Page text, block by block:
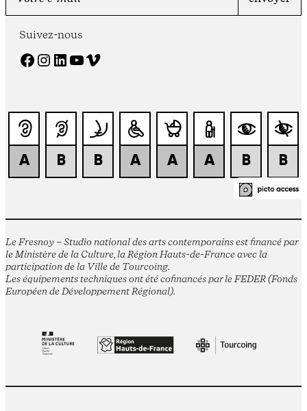
Suivez-nous
Facebook Instagram LinkedIn YouTube Vimeo
Le Fresnoy – Studio national des arts contemporains est financé par
le Ministère de la Culture, la Région Hauts-de-France avec la
participation de la Ville de Tourcoing.
Les équipements techniques ont été cofinancés par le FEDER (Fonds
Européen de Développement Régional).